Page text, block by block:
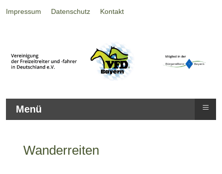
Impressum Datenschutz Kontakt
Menü ≡
Wanderreiten